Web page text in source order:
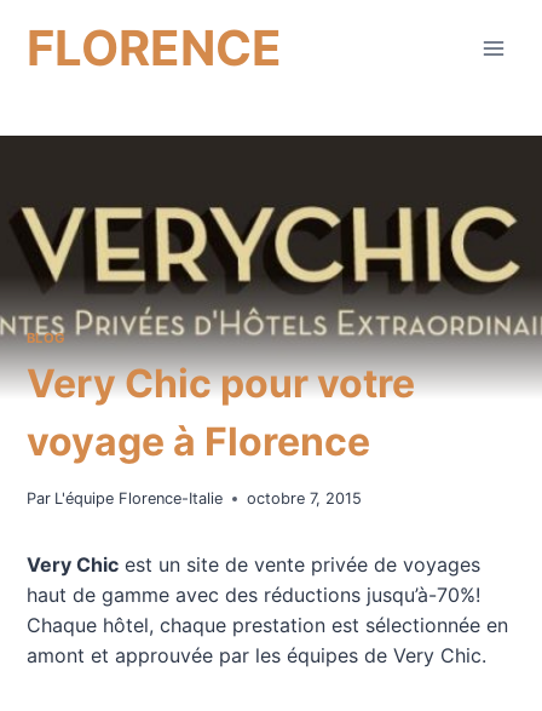
FLORENCE
BLOG
Very Chic pour votre
voyage à Florence
Par L'équipe Florence-Italie octobre 7, 2015
Very Chicest un site de vente privée de voyages
haut de gamme avec des réductions jusqu’à-70%!
Chaque hôtel, chaque prestation est sélectionnée en
amont et approuvée par les équipes de Very Chic.